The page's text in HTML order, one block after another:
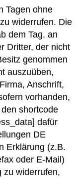
Tagen ohne
widerrufen. Die
dem Tag, an
Dritter, der nicht
genommen
auszuüben,
Anschrift,
vorhanden,
shortcode
dafür
DE
Erklärung (z.B.
oder E-Mail)
zu widerrufen,